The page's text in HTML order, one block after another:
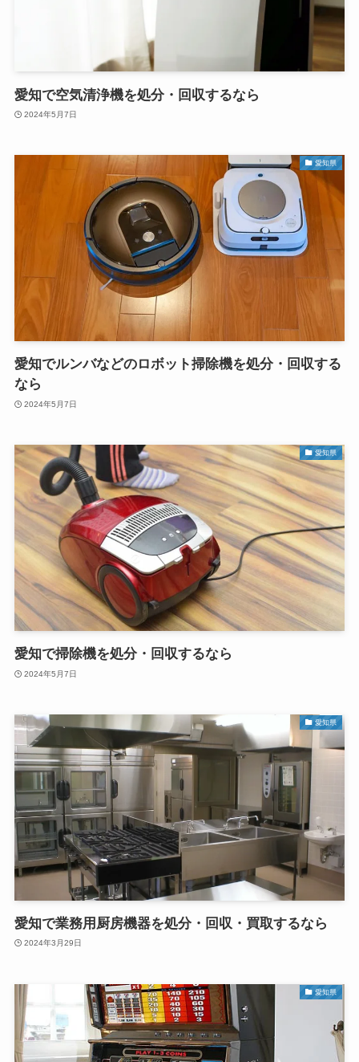
愛知で空気清浄機を処分・回収するなら
2024年5月7日
愛知県
愛知でルンバなどのロボット掃除機を処分・回収する
なら
2024年5月7日
愛知県
愛知で掃除機を処分・回収するなら
2024年5月7日
愛知県
愛知で業務用厨房機器を処分・回収・買取するなら
2024年3月29日
愛知県